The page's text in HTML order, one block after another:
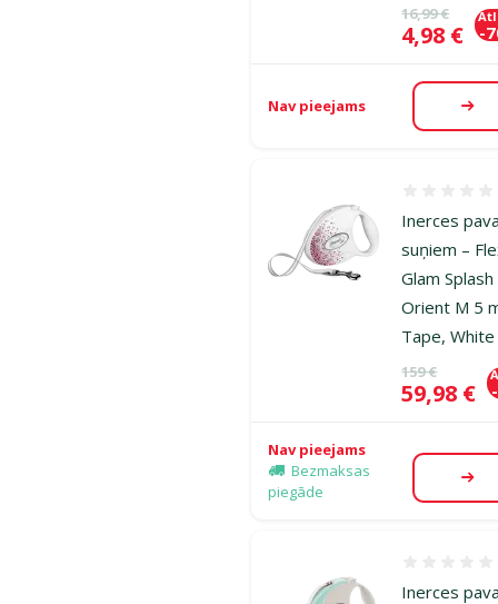
Oriģinālā
16,99 €
Cena
4,98 € -
Nav pieejams
Inerces
suņiem –
Glam Splash
Orient M 5
Tape, White
Oriģinālā
159 €
Cena
59,98 €
Nav pieejams
Bezmaksas
piegāde
Inerces